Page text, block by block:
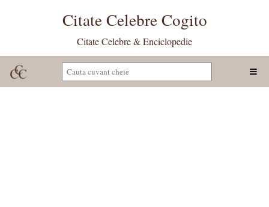
Citate Celebre Cogito
Citate Celebre & Enciclopedie